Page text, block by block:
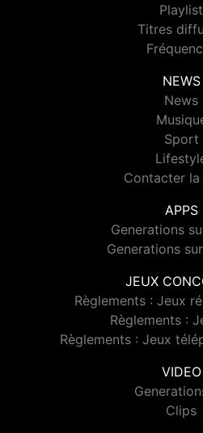
Playlist
Titres
NEWS
News
Sport
Contacter la
APPS
Generations
Generations
JEUX
Règlements : Jeux
Règlements :
Règlements : Jeux
VIDEO
Clips